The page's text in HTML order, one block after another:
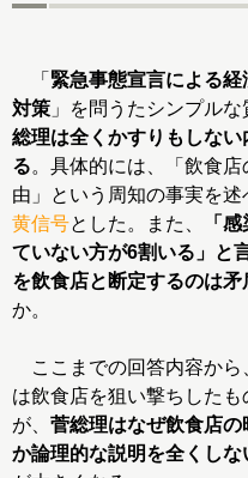
「 緊急事態宣言による
対策 」を問うたシンプルな
総理は全くかすりもしな
る。具体的には、「飲食
由」という周知の事実を述
黄信号とした。また、
「
ていない方が6割いる」と
を飲食店と断定するのは矛
か。
ここまでの回答内容から
は飲食店を狙い撃ちした
が、 菅総理はなぜ飲食店
か論理的な説明を全くしな